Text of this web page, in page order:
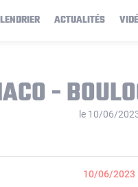
ACTUALITÉS
-
le 10/06/
10/06/2023